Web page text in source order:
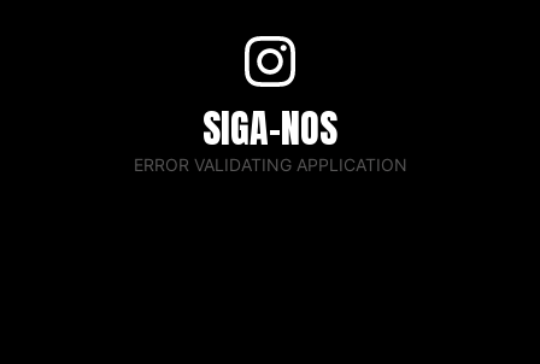
SIGA-NOS
ERROR VALIDATING APPLICATION